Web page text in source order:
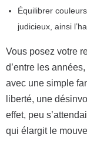
Équilibrer
judicieux, ainsi
Vous posez votre
d’entre les
avec une simple
liberté, une
effet, peu
qui élargit le